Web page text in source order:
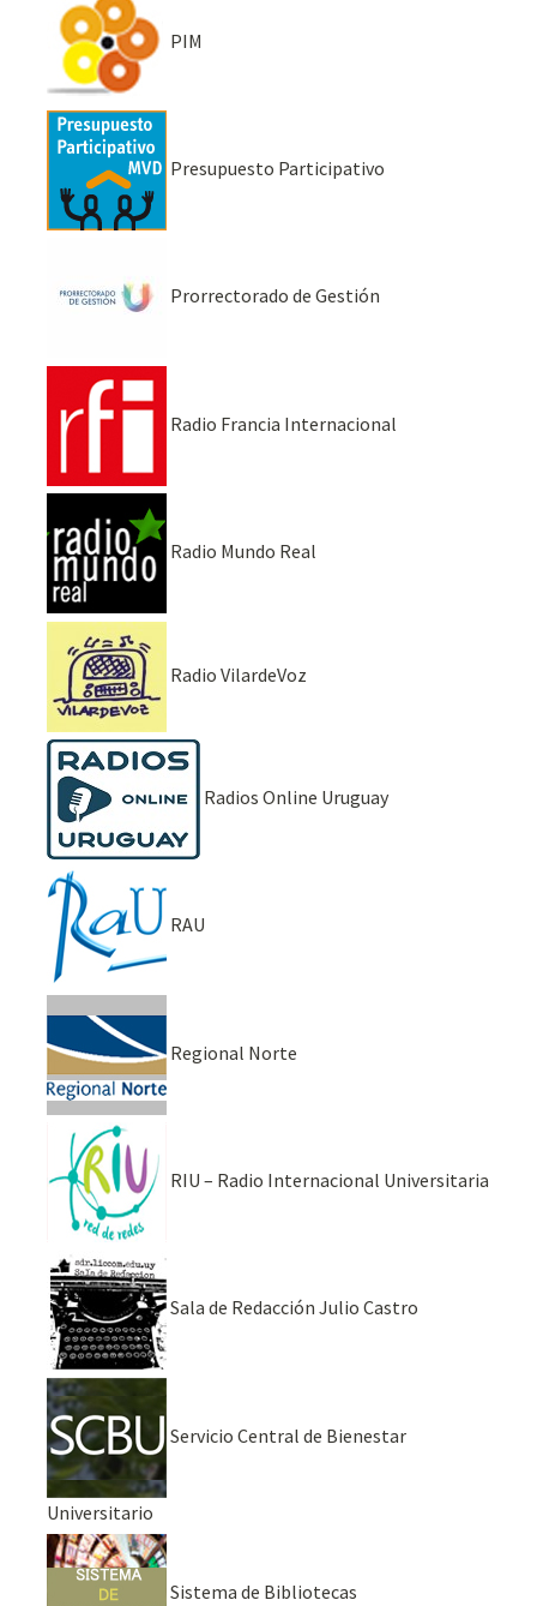
PIM
Presupuesto Participativo
Prorrectorado de Gestión
Radio Francia Internacional
Radio Mundo Real
Radio VilardeVoz
Radios Online Uruguay
RAU
Regional Norte
RIU – Radio Internacional Universitaria
Sala de Redacción Julio Castro
Servicio Central de Bienestar
Universitario
Sistema de Bibliotecas